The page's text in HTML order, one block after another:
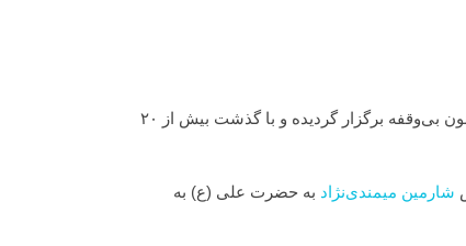
کوچه گردان عاشق، نخستین و قدیمی‌ترین طرح جمعیت مستقل امداد دانشجویی – مردمی امام علی (ع) است که از سال ۱۳۷۸ تا کنون بی‌وقفه برگزار گردیده و با گذشت بیش از ۲۰
شارمین میمندی‌نژاد به حضرت علی (ع) به‌